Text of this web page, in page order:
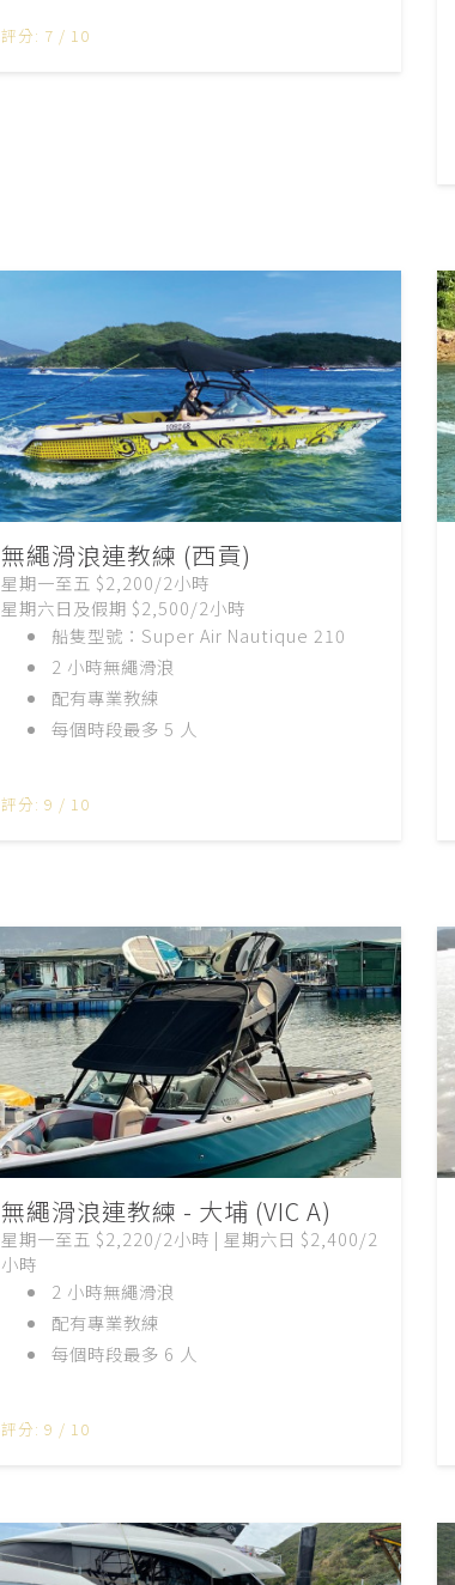
評分: 7 / 10
無繩滑浪連教練 (西貢)
星期一至五 $2,200/2小時
星期六日及假期 $2,500/2小時
船隻型號：Super Air Nautique 210
2 小時無繩滑浪
配有專業教練
每個時段最多 5 人
評分: 9 / 10
無繩滑浪連教練 - 大埔 (VIC A)
星期一至五 $2,220/2小時 | 星期六日 $2,400/2
小時
2 小時無繩滑浪
配有專業教練
每個時段最多 6 人
評分: 9 / 10